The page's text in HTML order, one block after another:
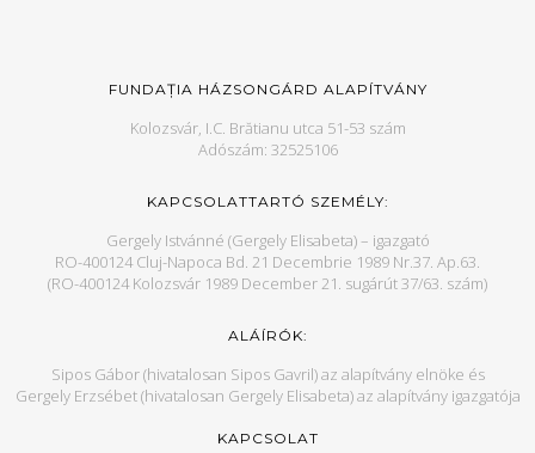
FUNDAȚIA HÁZSONGÁRD ALAPÍTVÁNY
Kolozsvár, I.C. Brătianu utca 51-53 szám
Adószám: 32525106
KAPCSOLATTARTÓ SZEMÉLY:
Gergely Istvánné (Gergely Elisabeta) – igazgató
RO-400124 Cluj-Napoca Bd. 21 Decembrie 1989 Nr.37. Ap.63.
(RO-400124 Kolozsvár 1989 December 21. sugárút 37/63. szám)
ALÁÍRÓK:
Sipos Gábor (hivatalosan Sipos Gavril) az alapítvány elnöke és
Gergely Erzsébet (hivatalosan Gergely Elisabeta) az alapítvány igazgatója
KAPCSOLAT